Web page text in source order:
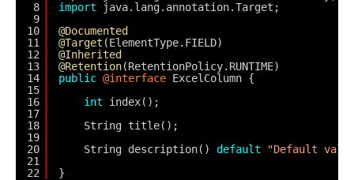
8
9
10
11
12
13
14
15
16
17
18
19
20
21
22
import
java.lang.annotation.Target;
@Documented
@Target (ElementType.FIELD)
@Inherited
@Retention(RetentionPolicy.RUNTIME)
public @interface ExcelColumn {
int
index();
String title();
String description() default
"Default
}